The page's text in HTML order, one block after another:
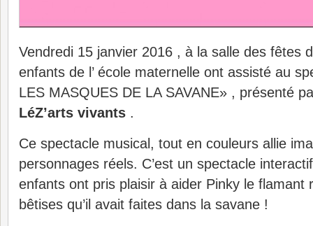
Vendredi 15 janvier 2016 , à la salle des fêtes
enfants de l’ école maternelle ont assisté au
LES MASQUES DE LA SAVANE» , présenté
LéZ’arts vivants .
Ce spectacle musical, tout en couleurs allie
personnages réels. C’est un spectacle
enfants ont pris plaisir à aider Pinky le flamant
bêtises qu’il avait faites dans la savane !